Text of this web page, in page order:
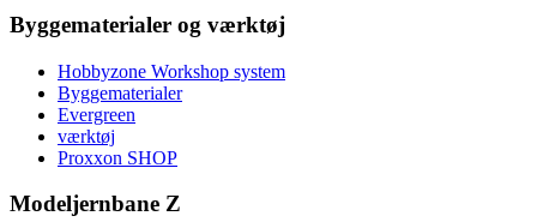
Byggematerialer og værktøj
Hobbyzone Workshop system
Byggematerialer
Evergreen
værktøj
Proxxon SHOP
Modeljernbane Z